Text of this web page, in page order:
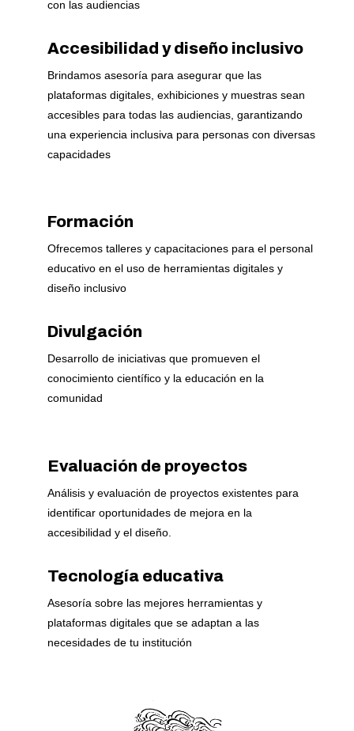
con las audiencias
Accesibilidad y diseño inclusivo
Brindamos asesoría para asegurar que las
plataformas digitales, exhibiciones y muestras sean
accesibles para todas las audiencias, garantizando
una experiencia inclusiva para personas con diversas
capacidades
Formación
Ofrecemos talleres y capacitaciones para el personal
educativo en el uso de herramientas digitales y
diseño inclusivo
Divulgación
Desarrollo de iniciativas que promueven el
conocimiento científico y la educación en la
comunidad
Evaluación de proyectos
Análisis y evaluación de proyectos existentes para
identificar oportunidades de mejora en la
accesibilidad y el diseño.
Tecnología educativa
Asesoría sobre las mejores herramientas y
plataformas digitales que se adaptan a las
necesidades de tu institución